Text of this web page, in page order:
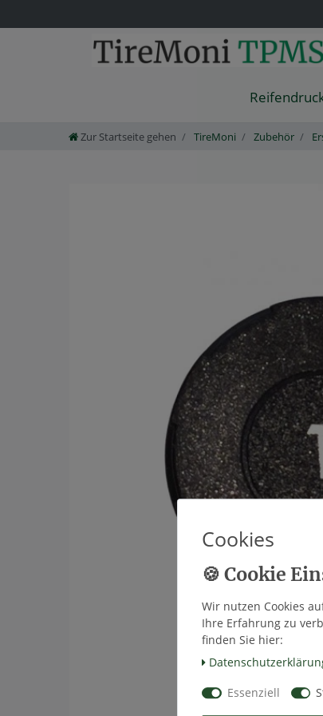
Zur Startseite gehen TireMoni Zubehör
Cookies
Wir nutzen Cookies
Ihre Erfahrung zu
finden Sie hier:
Essenziell